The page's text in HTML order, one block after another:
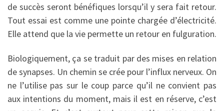
de succès seront bénéfiques lorsqu’il y sera fait retour.
Tout essai est comme une pointe chargée d’électricité.
Elle attend que la vie permette un retour en fulguration.
Biologiquement, ça se traduit par des mises en relation
de synapses. Un chemin se crée pour l’influx nerveux. On
ne l’utilise pas sur le coup parce qu’il ne convient pas
aux intentions du moment, mais il est en réserve, c’est